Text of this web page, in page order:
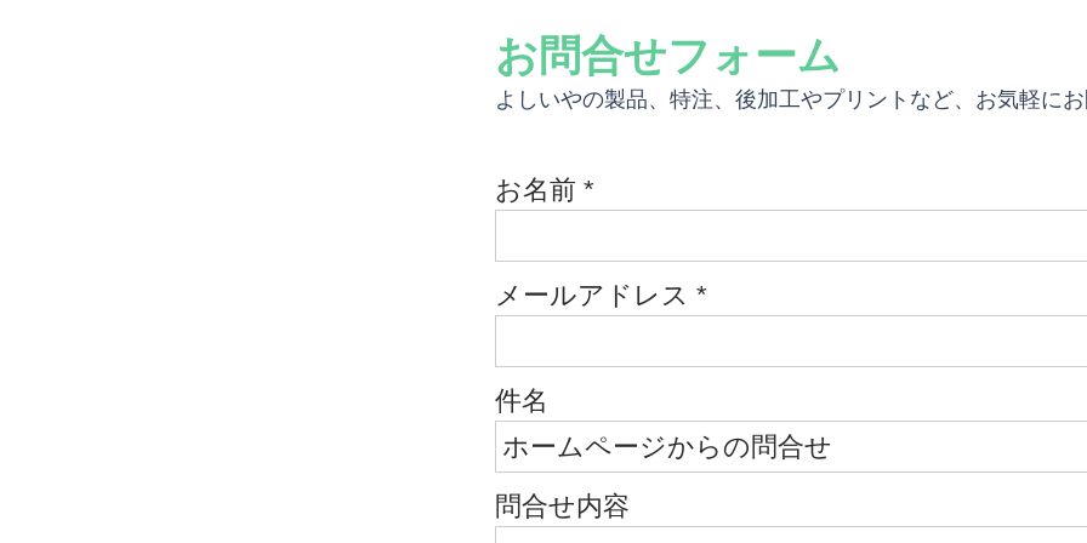
お問合せフォーム
よしいやの製品、特注、後加工やプリントなど、お気軽にお
お名前
メールアドレス
件名
問合せ内容